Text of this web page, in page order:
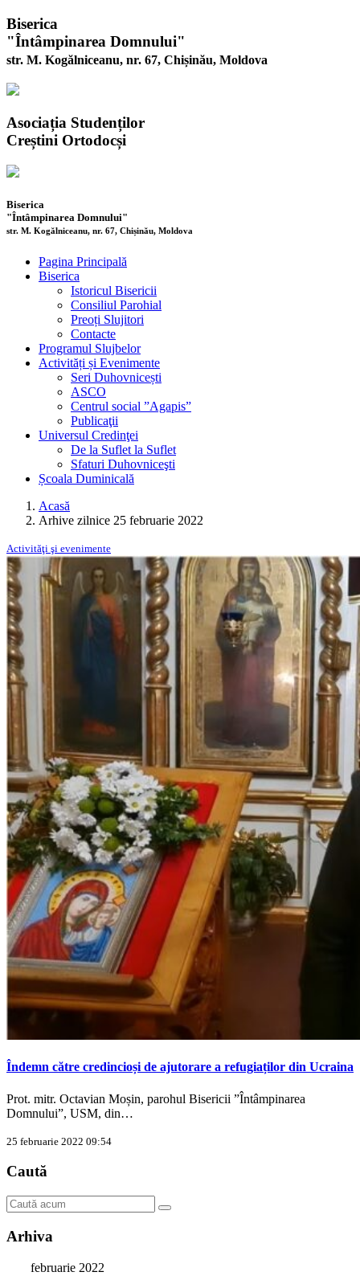
Biserica
"Întâmpinarea Domnului"
str. M. Kogălniceanu, nr. 67, Chișinău, Moldova
Asociația Studenților
Creștini Ortodocși
Biserica
"Întâmpinarea Domnului"
str. M. Kogălniceanu, nr. 67, Chișinău, Moldova
Pagina Principală
Biserica
Istoricul Bisericii
Consiliul Parohial
Preoți Slujitori
Contacte
Programul Slujbelor
Activități și Evenimente
Seri Duhovnicești
ASCO
Centrul social ”Agapis”
Publicaţii
Universul Credinţei
De la Suflet la Suflet
Sfaturi Duhovniceşti
Școala Duminicală
Acasă
Arhive zilnice 25 februarie 2022
Activităţi şi evenimente
Îndemn către credincioși de ajutorare a refugiaților din Ucraina
Prot. mitr. Octavian Moșin, parohul Bisericii ”Întâmpinarea
Domnului”, USM, din…
25 februarie 2022 09:54
Caută
Arhiva
februarie 2022